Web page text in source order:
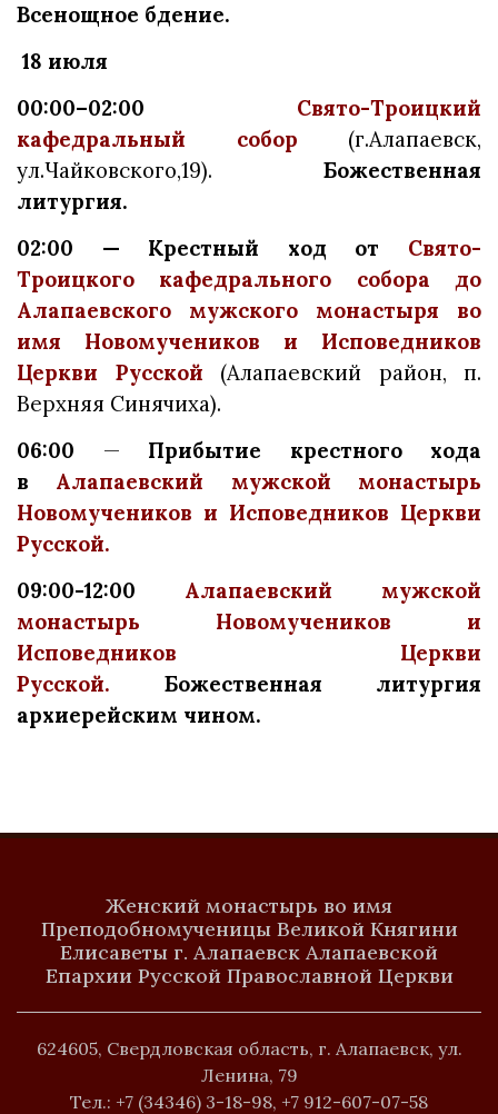
Всенощное бдение.
18 июля
00:00–02:00 Свято-Троицкий
кафедральный собор (г.Алапаевск,
ул.Чайковского,19). Божественная
литургия.
02:00 — Крестный ход от
Свято-
Троицкого кафедрального собора до
Алапаевского мужского монастыря во
имя Новомучеников и Исповедников
Церкви Русской
(Алапаевский район, п.
Верхняя Синячиха).
06:00 — Прибытие крестного хода
в Алапаевский мужской монастырь
Новомучеников и Исповедников Церкви
Русской.
09:00-12:00
Алапаевский мужской
монастырь Новомучеников и
Исповедников Церкви
Русской. Божественная литургия
архиерейским чином.
Женский монастырь во имя
Преподобномученицы Великой Княгини
Елисаветы г. Алапаевск Алапаевской
Епархии Русской Православной Церкви
624605, Свердловская область, г. Алапаевск, ул.
Ленина, 79
Тел.: +7 (34346) 3-18-98, +7 912-607-07-58